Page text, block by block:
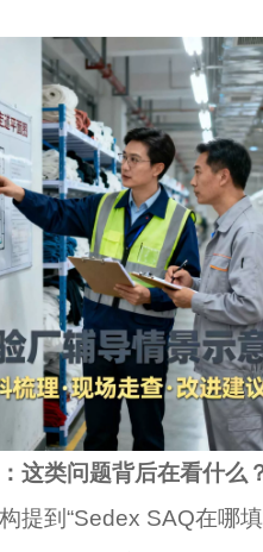
这类问题背后在看什么
提到“Sedex SAQ在哪